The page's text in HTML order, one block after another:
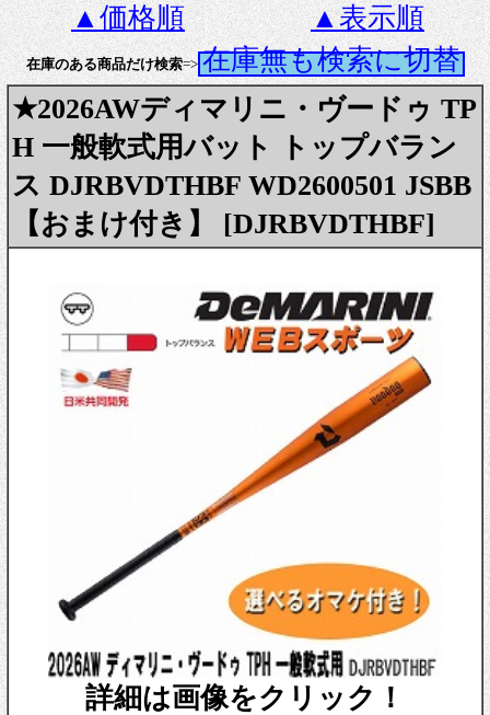
▲価格順
▲表示順
在庫のある商品だけ検索=> 在庫無も検索に切替
★2026AWディマリニ・ヴードゥ TP
H 一般軟式用バット トップバラン
ス DJRBVDTHBF WD2600501 JSBB
【おまけ付き】 [DJRBVDTHBF]
詳細は画像をクリック！